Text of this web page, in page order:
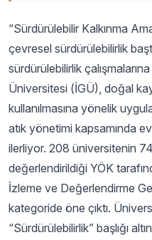
“Sürdürülebilir Kalkınma
çevresel sürdürülebilirlik
sürdürülebilirlik
Üniversitesi (İGÜ), doğal
kullanılmasına yönelik
atık yönetimi kapsamında
ilerliyor. 208 üniversitenin
değerlendirildiği YÖK
İzleme ve Değerlendirme
kategoride öne çıktı.
“Sürdürülebilirlik” başlığı